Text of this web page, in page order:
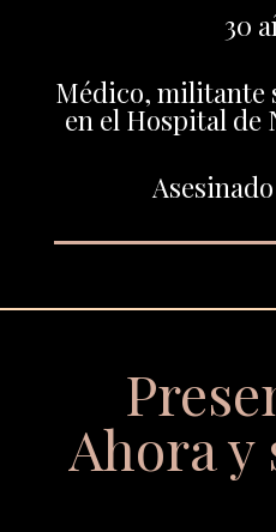
30
Médico, militante
en el Hospital de
Ahora y